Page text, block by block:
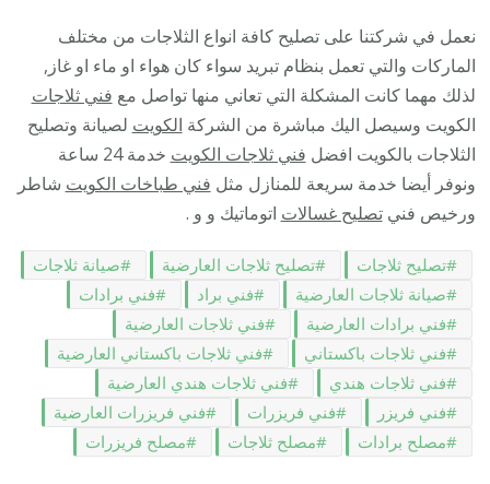
نعمل في شركتنا على تصليح كافة انواع الثلاجات من مختلف
الماركات والتي تعمل بنظام تبريد سواء كان هواء او ماء او غاز,
لذلك مهما كانت المشكلة التي تعاني منها تواصل مع فني ثلاجات
الكويت وسيصل اليك مباشرة من الشركة الكويت لصيانة وتصليح
الثلاجات بالكويت افضل فني ثلاجات الكويت
خدمة 24 ساعة
ونوفر أيضا خدمة سريعة للمنازل مثل فني طباخات الكويت شاطر
ورخيص فنيتصليح غسالات اتوماتيك و و .
تصليح ثلاجات تصليح ثلاجات العارضية
صيانة ثلاجات
صيانة ثلاجات العارضية
فني براد
فني برادات
فني برادات العارضية
فني ثلاجات العارضية
فني ثلاجات باكستاني
فني ثلاجات باكستاني العارضية
فني ثلاجات هندي
فني ثلاجات هندي العارضية
فني فريزر
فني فريزرات
فني فريزرات العارضية
مصلح برادات
مصلح ثلاجات مصلح فريزرات